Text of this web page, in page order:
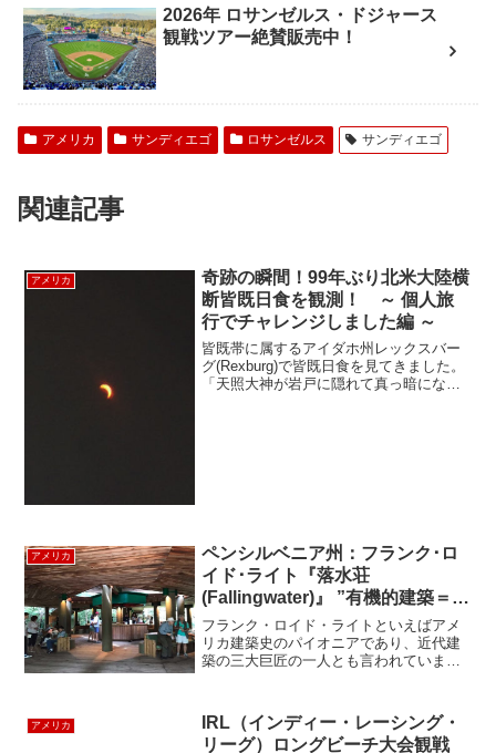
2026年 ロサンゼルス・ドジャース
観戦ツアー絶賛販売中！
アメリカ サンディエゴ ロサンゼルス サンディエゴ
関連記事
アメリカ
奇跡の瞬間！99年ぶり北米大陸横
断皆既日食を観測！ ～ 個人旅
行でチャレンジしました編 ～
皆既帯に属するアイダホ州レックスバー
グ(Rexburg)で皆既日食を見てきました。
「天照大神が岩戸に隠れて真っ暗になっ
アメリカ
ペンシルベニア州：フランク･ロ
イド･ライト『落水荘
(Fallingwater)』 ”有機的建築＝自
然と建築との融合”の集大成
フランク・ロイド・ライトといえばアメ
リカ建築史のパイオニアであり、近代建
築の三大巨匠の一人とも言われていま
作といわれているのが1935年に完成した
ライト晩年の作品『Fa...
アメリカ
IRL（インディー・レーシング・
リーグ）ロングビーチ大会観戦